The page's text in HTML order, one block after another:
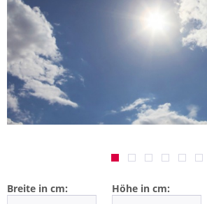
Breite in cm: Höhe in cm: